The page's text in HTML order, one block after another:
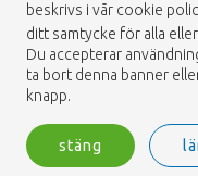
beskrivs i vår cookie
ditt samtycke för alla
Du accepterar
ta bort denna banner
knapp.
stäng